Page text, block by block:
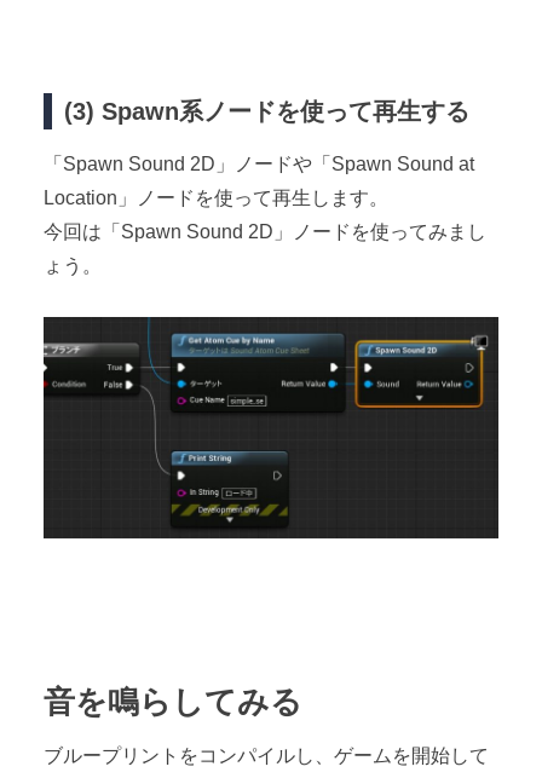
(3) Spawn系ノードを使って再生する
「Spawn Sound 2D」ノードや「Spawn Sound at
Location」ノードを使って再生します。
今回は「Spawn Sound 2D」ノードを使ってみまし
ょう。
音を鳴らしてみる
ブループリントをコンパイルし、ゲームを開始して